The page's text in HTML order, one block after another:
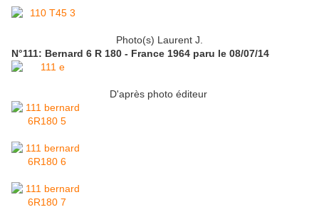
Photo(s) Laurent J.
N°111: Bernard 6 R 180 - France 1964 paru le 08/07/14
D'après photo éditeur